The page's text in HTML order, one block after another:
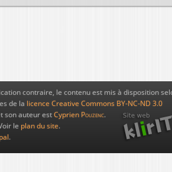
contraire, le contenu est mis à disposition
de la licence Creative Commons BY-NC-ND 3.0
son auteur est Cyprien Pouzenc.
le plan du site.
.